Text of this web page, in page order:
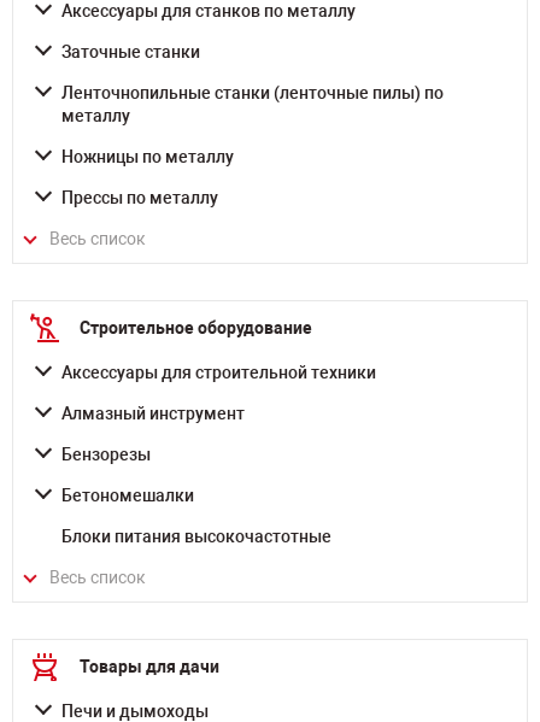
Аксессуары для станков по металлу
Заточные станки
Ленточнопильные станки (ленточные пилы) по
металлу
Ножницы по металлу
Прессы по металлу
Весь список
Строительное оборудование
Аксессуары для строительной техники
Алмазный инструмент
Бензорезы
Бетономешалки
Блоки питания высокочастотные
Весь список
Товары для дачи
Печи и дымоходы